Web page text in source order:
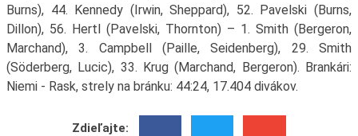
Burns), 44. Kennedy (Irwin, Sheppard), 52. Pavelski (Burns,
Dillon), 56. Hertl (Pavelski, Thornton) – 1. Smith (Bergeron,
Marchand), 3. Campbell (Paille, Seidenberg), 29. Smith
(Söderberg, Lucic), 33. Krug (Marchand, Bergeron). Brankári:
Niemi - Rask, strely na bránku: 44:24, 17.404 divákov.
Zdieľajte: